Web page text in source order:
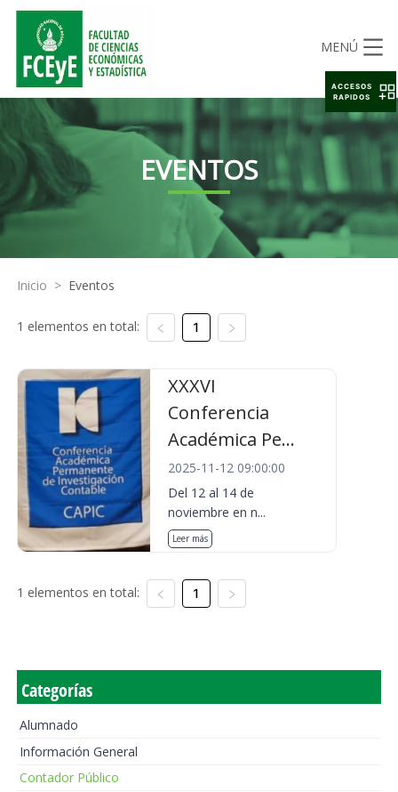
MENÚ
EVENTOS
Inicio > Eventos
1 elementos en total: 1
XXXVI
Conferencia
Académica Pe...
2025-11-12 09:00:00
Del 12 al 14 de
noviembre en n...
Leer más
1 elementos en total: 1
Categorías
Alumnado
Información General
Contador Público
ACCESOS
RAPIDOS